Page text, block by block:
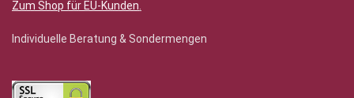
Zum Shop für EU-Kunden.
Individuelle Beratung & Sondermengen